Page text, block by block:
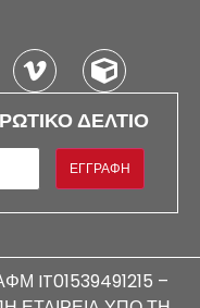
ΔΕΛΤΊΟ
ΕΓΓΡΑΦΉ
IT01539491215 –